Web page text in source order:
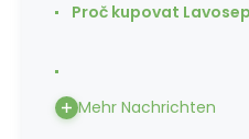
Proč kupovat
Mehr Nachrichten